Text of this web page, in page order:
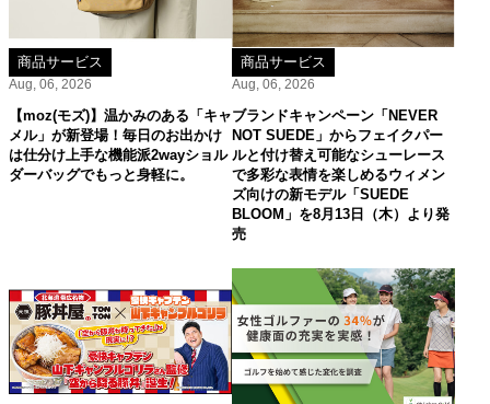
商品サービス
Aug, 06, 2026
【moz(モズ)】温かみのある「キャ
メル」が新登場！毎日のお出かけ
は仕分け上手な機能派2wayショル
ダーバッグでもっと身軽に。
商品サービス
Aug, 06, 2026
ブランドキャンペーン「NEVER
NOT SUEDE」からフェイクパー
ルと付け替え可能なシューレース
で多彩な表情を楽しめるウィメン
ズ向けの新モデル「SUEDE
BLOOM」を8月13日（木）より発
売